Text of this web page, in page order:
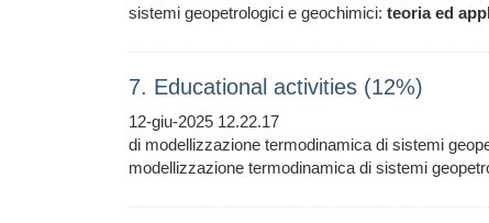
sistemi geopetrologici e geochimici: teoria ed
7. Educational activities (12%)
12-giu-2025 12.22.17
di modellizzazione termodinamica di sistemi
modellizzazione termodinamica di sistemi